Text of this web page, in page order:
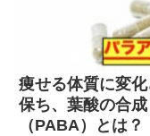
痩せる体質に変
保ち、葉酸の合
（PABA）とは？